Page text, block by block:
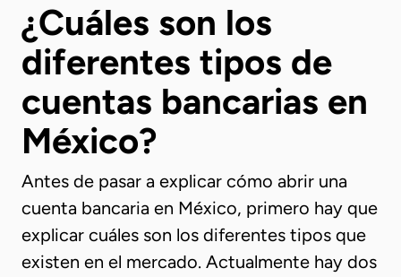
¿Cuáles son los
diferentes tipos de
cuentas bancarias en
México?
Antes de pasar a explicar cómo abrir una
cuenta bancaria en México, primero hay que
explicar cuáles son los diferentes tipos que
existen en el mercado. Actualmente hay dos